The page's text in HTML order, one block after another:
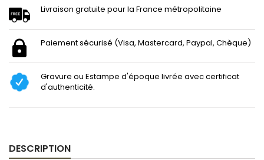
Livraison gratuite pour la France métropolitaine
Paiement sécurisé (Visa, Mastercard, Paypal, Chèque)
Gravure ou Estampe d'époque livrée avec certificat
d'authenticité.
DESCRIPTION